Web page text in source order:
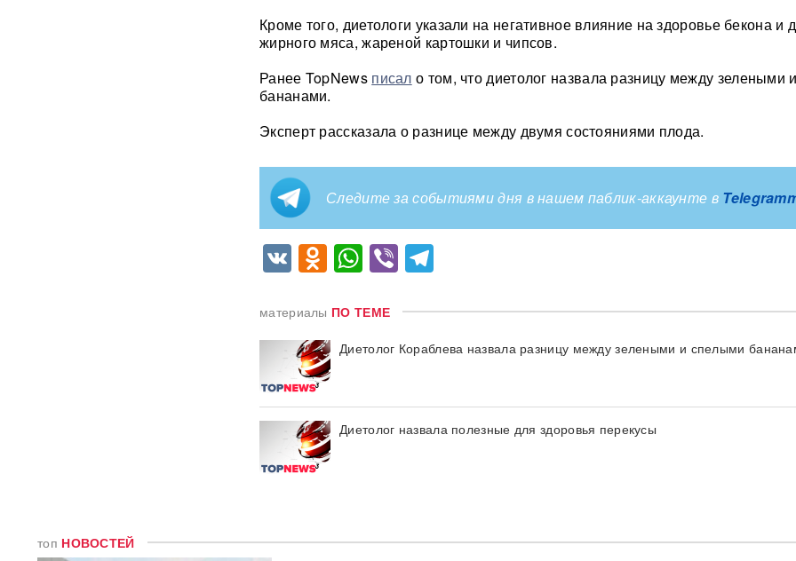
координат для ударов ВСУ
Кроме того, диетологи указали на негативное влияние на здоровье бекона и
жирного мяса, жареной картошки и чипсов.
Ранее TopNews писал о том, что диетолог назвала разницу между зелеными
бананами.
Эксперт рассказала о разнице между двумя состояниями плода.
Следите за событиями дня в нашем паблик-аккаунте в
VKOdnoklassniki
WhatsApp
Viber
материалы ПО ТЕМЕ
Диетолог Кораблева назвала разницу между зелеными и спелыми
Диетолог назвала полезные для здоровья перекусы
топ НОВОСТЕЙ